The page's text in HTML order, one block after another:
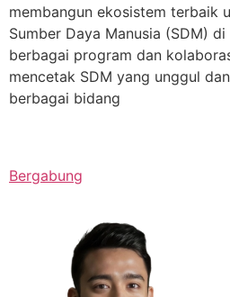
membangun ekosistem terbaik
Sumber Daya Manusia (SDM)
berbagai program dan
mencetak SDM yang unggul
berbagai bidang
Bergabung